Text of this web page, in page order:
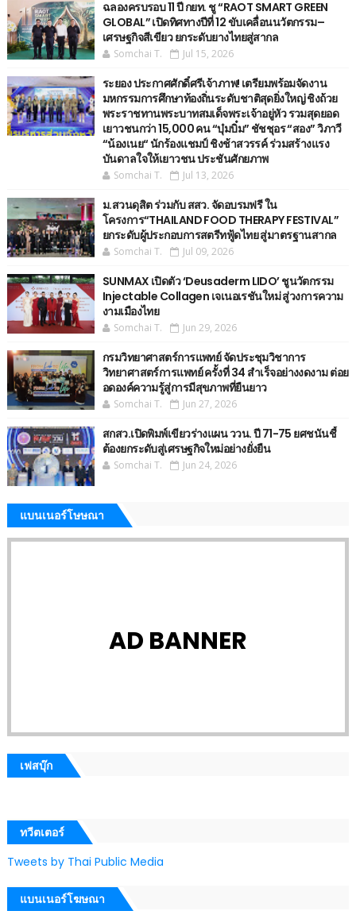
ฉลองครบรอบ 11 ปี กยท. ชู “RAOT SMART GREEN
GLOBAL” เปิดทิศทางปีที่ 12 ขับเคลื่อนนวัตกรรม–
เศรษฐกิจสีเขียว ยกระดับยางไทยสู่สากล
Somchai T. Jul 15, 2026
ระยอง ประกาศศักดิ์ศรีเจ้าภาพ! เตรียมพร้อมจัดงาน
มหกรรมการศึกษาท้องถิ่นระดับชาติสุดยิ่งใหญ่ ชิงถ้วย
พระราชทานพระบาทสมเด็จพระเจ้าอยู่หัว รวมสุดยอด
เยาวชนกว่า 15,000 คน “บุ๋มบิ๋ม” ชัชชุอร “สอง” วิภาวี
“น้องเนย“ นักร้องแชมป์ ชิงช้าสวรรค์ ร่วมสร้างแรง
บันดาลใจให้เยาวชน ประชันศักยภาพ
Somchai T. Jul 13, 2026
ม.สวนดุสิต ร่วมกับ สสว. จัดอบรมฟรี ใน
โครงการ“THAILAND FOOD THERAPY FESTIVAL”
ยกระดับผู้ประกอบการสตรีทฟู้ดไทย สู่มาตรฐานสากล
Somchai T. Jul 09, 2026
SUNMAX เปิดตัว ‘Deusaderm LIDO’ ชูนวัตกรรม
Injectable Collagen เจเนอเรชันใหม่ สู่วงการความ
งามเมืองไทย
Somchai T. Jun 29, 2026
กรมวิทยาศาสตร์การแพทย์ จัดประชุมวิชาการ
วิทยาศาสตร์การแพทย์ ครั้งที่ 34 สำเร็จอย่างงดงาม ต่อย
อดองค์ความรู้สู่การมีสุขภาพที่ยืนยาว
Somchai T. Jun 27, 2026
สกสว.เปิดพิมพ์เขียวร่างแผน ววน. ปี 71-75 ยศชนันชี้
ต้องยกระดับสู่เศรษฐกิจใหม่อย่างยั่งยืน
Somchai T. Jun 24, 2026
แบนเนอร์โษษณา
AD BANNER
เฟสบุ๊ก
ทวีตเตอร์
Tweets by Thai Public Media
แบนเนอร์โฆษณา